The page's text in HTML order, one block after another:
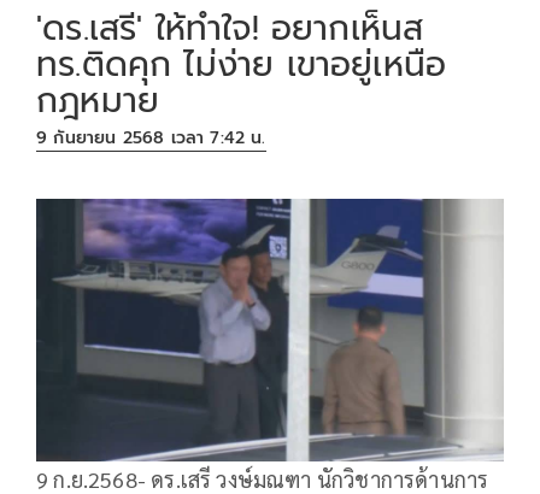
'ดร.เสรี' ให้ทำใจ! อยากเห็นส
ทร.ติดคุก ไม่ง่าย เขาอยู่เหนือ
กฎหมาย
9 กันยายน 2568 เวลา 7:42 น.
9 ก.ย.2568- ดร.เสรี วงษ์มณฑา นักวิชาการด้านการ